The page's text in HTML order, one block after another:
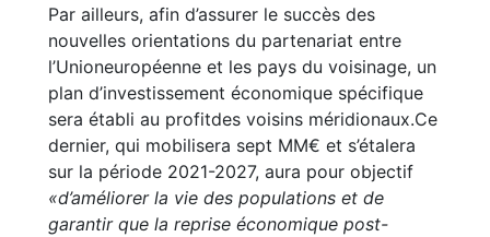
Par ailleurs, afin d’assurer le succès des
nouvelles orientations du partenariat entre
l’Unioneuropéenne et les pays du voisinage, un
plan d’investissement économique spécifique
sera établi au profitdes voisins méridionaux.Ce
dernier, qui mobilisera sept MM€ et s’étalera
sur la période 2021-2027, aura pour objectif
«d’améliorer la vie des populations et de
garantir que la reprise économique post-